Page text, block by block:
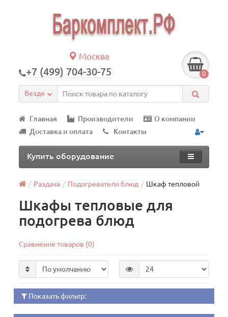
Москва
+7 (499) 704-30-75 0
Везде
Главная Производители
О компании
Доставка и оплата
Контакты
Купить оборудование
Раздача Подогреватели блюд Шкаф тепловой
Шкафы тепловые для
подогрева блюд
Сравнение товаров (0)
Показать фильтр: